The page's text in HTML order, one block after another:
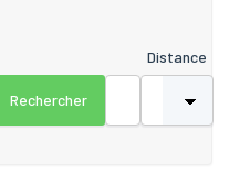
Distance